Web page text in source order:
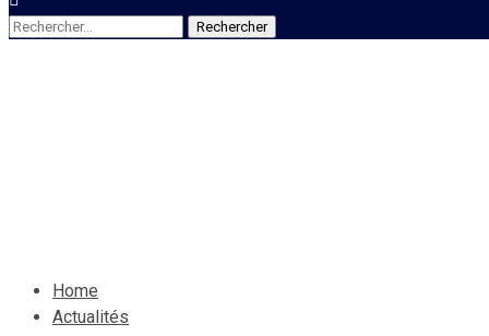
Rechercher :
Home
Actualités